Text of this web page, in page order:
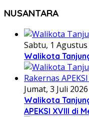
NUSANTARA
Sabtu, 1 Agustus
Walikota
Jumat, 3 Juli 2026
Walikota
APEKSI XVIII di